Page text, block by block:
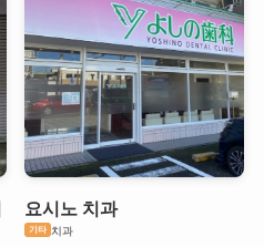
요시노 치과
기타 치과